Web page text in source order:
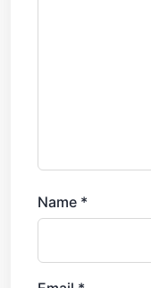
Name *